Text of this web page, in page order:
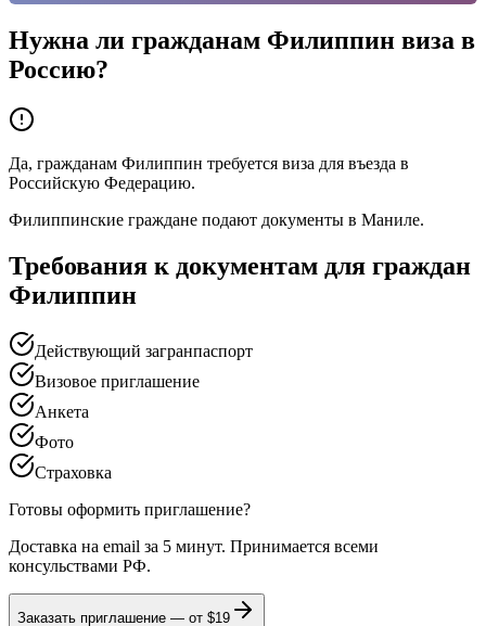
Нужна ли гражданам Филиппин виза в
Россию?
Да, гражданам Филиппин требуется виза для въезда в
Российскую Федерацию.
Филиппинские граждане подают документы в Маниле.
Требования к документам для граждан
Филиппин
Действующий загранпаспорт
Визовое приглашение
Анкета
Фото
Страховка
Готовы оформить приглашение?
Доставка на email за 5 минут. Принимается всеми
консульствами РФ.
Заказать приглашение — от $19